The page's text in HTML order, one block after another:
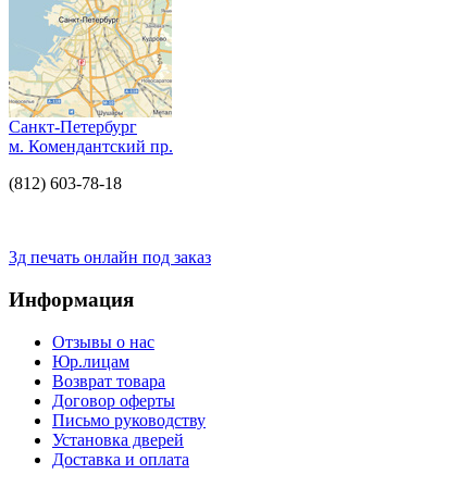
Санкт-Петербург
м. Комендантский пр.
(812) 603-78-18
3д печать онлайн под заказ
Информация
Отзывы о нас
Юр.лицам
Возврат товара
Договор оферты
Письмо руководству
Установка дверей
Доставка и оплата